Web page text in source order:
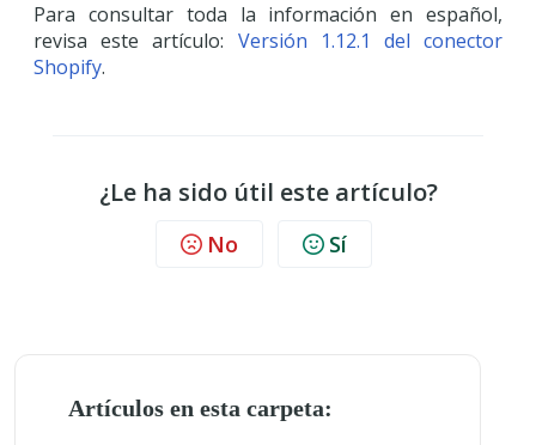
Para consultar toda la información en español,
revisa este artículo: Versión 1.12.1 del conector
Shopify.
¿Le ha sido útil este artículo?
No Sí
Artículos en esta carpeta: